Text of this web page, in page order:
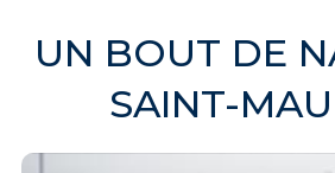
UN BOUT DE
SAINT-